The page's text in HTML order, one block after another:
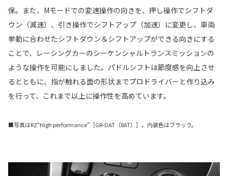
保。また、Mモードでの変速操作の向きを、押し操作でシフトダ
ウン（減速）、引き操作でシフトアップ（加速）に変更し、車両
挙動に合わせたシフトダウン＆シフトアップができる向きにする
ことで、レーシングカーのシーケンシャルトランスミッションの
ような操作を可能にしました。パドルシフトは節度感を向上させ
るとともに、指が触れる面の形状までプロドライバーと作り込み
を行って、これまで以上に操作性を高めています。
■写真はRZ“High performance”［GR-DAT（8AT）］。内装色はブラック。